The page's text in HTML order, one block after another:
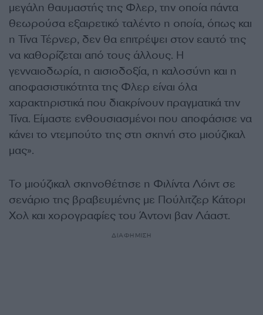
μεγάλη θαυμαστής της Φλερ, την οποία πάντα
θεωρούσα εξαιρετικό ταλέντο η οποία, όπως και
η Τίνα Τέρνερ, δεν θα επιτρέψει στον εαυτό της
να καθορίζεται από τους άλλους. Η
γενναιοδωρία, η αισιοδοξία, η καλοσύνη και η
αποφασιστικότητα της Φλερ είναι όλα
χαρακτηριστικά που διακρίνουν πραγματικά την
Τίνα. Είμαστε ενθουσιασμένοι που αποφάσισε να
κάνει το ντεμπούτο της στη σκηνή στο μιούζικαλ
μας».
Το μιούζικαλ σκηνοθέτησε η Φιλίντα Λόιντ σε
σενάριο της βραβευμένης με Πούλιτζερ Κάτορι
Χολ και χορογραφίες του Άντονι βαν Λάαστ.
ΔΙΑΦΗΜΙΣΗ